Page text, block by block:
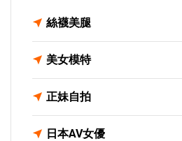
絲襪美腿
美女模特
正妹自拍
日本AV女優